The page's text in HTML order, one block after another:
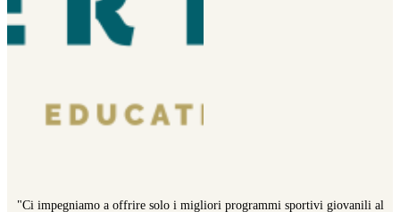
"Ci impegniamo a offrire solo i migliori programmi sportivi giovanili al